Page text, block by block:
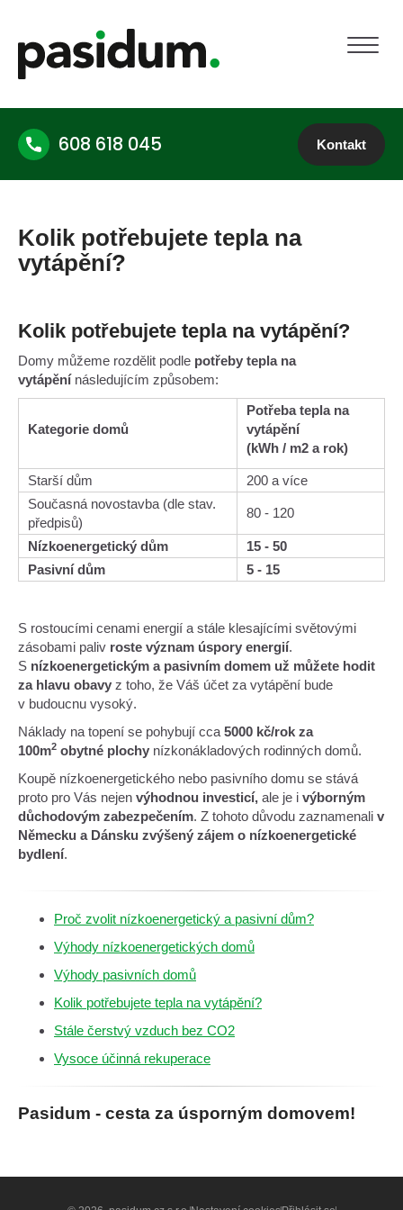
608 618 045 Kontakt
Kolik potřebujete tepla na
vytápění?
Kolik potřebujete tepla na vytápění?
Domy můžeme rozdělit podle potřeby tepla na
vytápěnínásledujícím způsobem:
Kategorie domů
Potřeba tepla na
vytápění
(kWh / m2 a rok)
Starší dům
200 a více
Současná novostavba (dle stav.
předpisů)
80 - 120
Nízkoenergetický dům
15 - 50
Pasivní dům
5 - 15
S rostoucími cenami energií a stále klesajícími světovými
zásobami paliv roste význam úspory energií.
S nízkoenergetickým a pasivním domem už můžete hodit
za hlavu obavy z toho, že Váš účet za vytápění bude
v budoucnu vysoký.
Náklady na topení se pohybují cca 5000 kč/rok za
100m2 obytné plochy nízkonákladových rodinných domů.
Koupě nízkoenergetického nebo pasivního domu se stává
proto pro Vás nejen výhodnou investicí, ale je i výborným
důchodovým zabezpečením. Z tohoto důvodu zaznamenali v
Německu a Dánsku zvýšený zájem o nízkoenergetické
bydlení.
Proč zvolit nízkoenergetický a pasivní dům?
Výhody nízkoenergetických domů
Výhody pasivních domů
Kolik potřebujete tepla na vytápění?
Stále čerstvý vzduch bez CO2
Vysoce účinná rekuperace
Pasidum - cesta za úsporným domovem!